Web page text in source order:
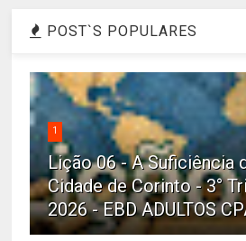
POST`S POPULARES
1
Lição 06 - A Suficiência
Cidade de Corinto - 3°
2026 - EBD ADULTOS